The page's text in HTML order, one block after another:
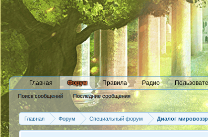
Главная Форум
Поиск сообщений Последние сообщения
Правила Радио
Главная Форум Специальный форум Диалог